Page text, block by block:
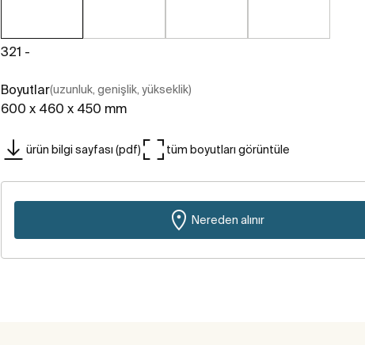
321 -
Boyutlar(uzunluk, genişlik, yükseklik)
600 x 460 x 450 mm
ürün bilgi sayfası (pdf) tüm boyutları görüntüle
Nereden alınır